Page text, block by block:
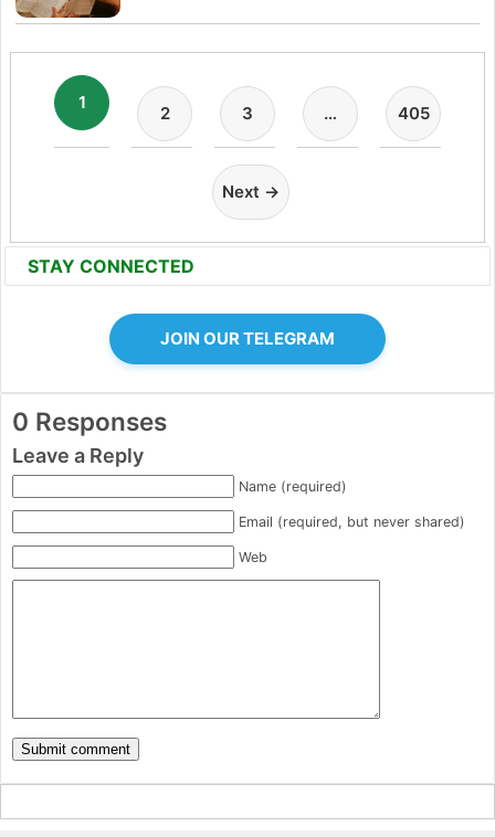
1
2 3 … 405
Next →
STAY CONNECTED
JOIN OUR TELEGRAM
0 Responses
Leave a Reply
Name (required)
Email (required, but never shared)
Web